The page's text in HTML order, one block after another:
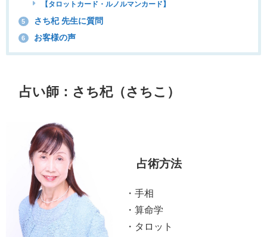
【タロットカード・ルノルマンカード】
5 さち杞 先生に質問
6 お客様の声
占い師：さち杞（さちこ）
占術方法
・手相
・算命学
・タロット